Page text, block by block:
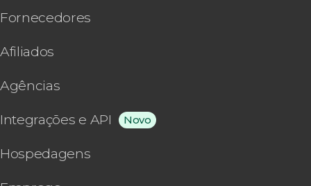
Fornecedores
Afiliados
Agências
Integrações e API Novo
Hospedagens